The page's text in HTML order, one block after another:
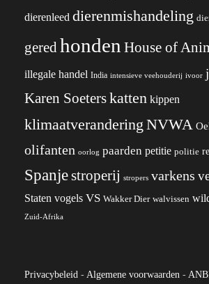
dierenleed dierenmishandeling
gered honden House of
illegale handel India intensieve veehouderij ivoor
Karen Soeterskatten kippen
klimaatverandering NVWA
olifanten oorlog paarden petitie politie
Spanjestroperij stropers varkens
Staten vogels VS Wakker Dier walvissen
Zuid-Afrika
Privacybeleid - Algemene voorwaarden -